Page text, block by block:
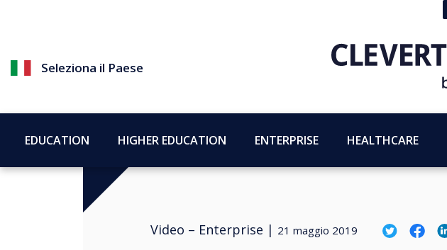
Seleziona il Paese
EDUCATION HIGHER EDUCATION ENTERPRISE HEALTHCARE
Video – Enterprise | 21 maggio 2019